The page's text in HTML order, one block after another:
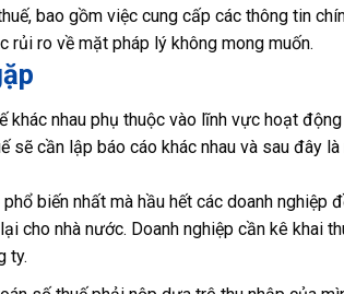
bao gồm việc cung cấp các thông tin
rủi ro về mặt pháp lý không mong muốn.
khác nhau phụ thuộc vào lĩnh vực hoạt
sẽ cần lập báo cáo khác nhau và sau đây
biến nhất mà hầu hết các doanh nghiệp
cho nhà nước. Doanh nghiệp cần kê khai
ty.